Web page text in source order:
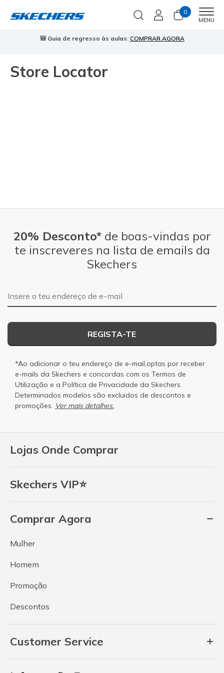
0
MENU
🎒 Guia de regresso às aulas: COMPRAR AGORA
Store Locator
Lojas Onde Comprar
Skechers VIP⭐
Comprar Agora
Mulher
Homem
Promoção
Descontos
Customer Service
20% Desconto*de boas-vindas por
te inscreveres na lista de emails da
Skechers
Endereço de e-mail
REGISTA-TE
*Ao adicionar o teu endereço de e-mail,optas por receber
e-mails da Skechers e concordas com os Termos de
Utilização e a Política de Privacidade da Skechers.
Determinados modelos são excluidos de descontos e
promoções. Ver mais detalhes.